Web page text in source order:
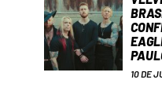
10 DE